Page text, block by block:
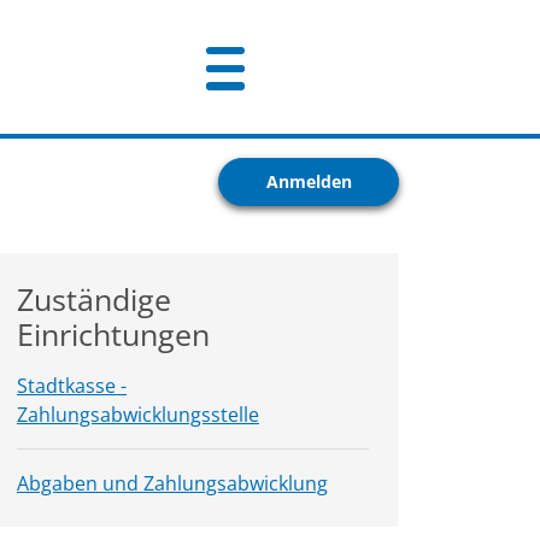
Anmelden
Zuständige
Einrichtungen
Stadtkasse -
Zahlungsabwicklungsstelle
Abgaben und Zahlungsabwicklung